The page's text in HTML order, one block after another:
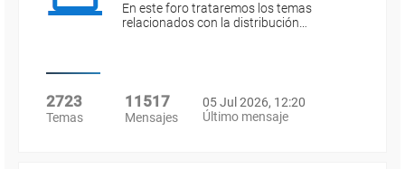
En este foro trataremos los temas
relacionados con la distribución…
2723
Temas
11517
Mensajes
05 Jul 2026, 12:20
Último mensaje